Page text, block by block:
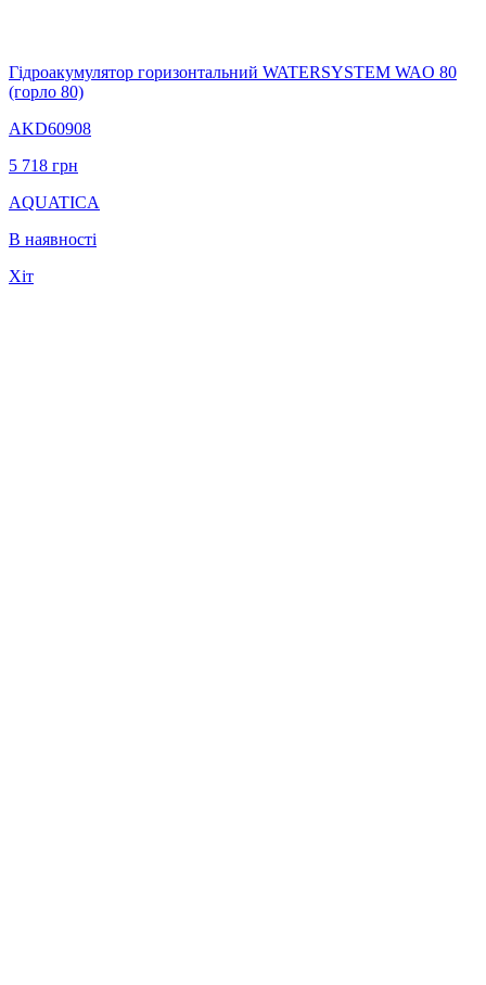
Гідроакумулятор горизонтальний WATERSYSTEM WAO 80
(горло 80)
AKD60908
5 718 грн
AQUATICA
В наявності
Хіт